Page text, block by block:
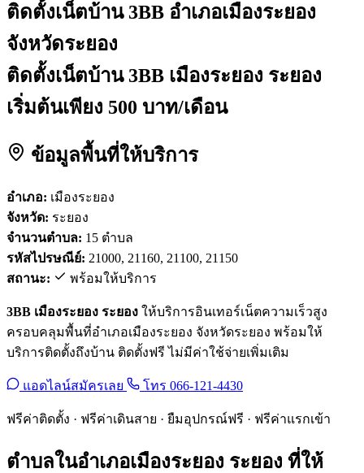
ติดตั้งเน็ตบ้าน 3BB อำเภอเมืองระยอง
จังหวัดระยอง
ติดตั้งเน็ตบ้าน 3BB เมืองระยอง ระยอง
เริ่มต้นเพียง 500 บาท/เดือน
ข้อมูลพื้นที่ให้บริการ
อำเภอ: เมืองระยอง
จังหวัด: ระยอง
จำนวนตำบล: 15 ตำบล
รหัสไปรษณีย์: 21000, 21160, 21100, 21150
สถานะ:
พร้อมให้บริการ
3BB เมืองระยอง ระยอง ให้บริการอินเทอร์เน็ตความเร็วสูง
ครอบคลุมพื้นที่อำเภอเมืองระยอง จังหวัดระยอง พร้อมให้
บริการติดตั้งถึงบ้าน ติดตั้งฟรี ไม่มีค่าใช้จ่ายเพิ่มเติม
แอดไลน์สมัครเลย โทร 066-121-4430
ฟรีค่าติดตั้ง · ฟรีค่าเดินสาย · ยืมอุปกรณ์ฟรี · ฟรีค่าแรกเข้า
ตำบลในอำเภอเมืองระยอง ระยอง ที่ให้